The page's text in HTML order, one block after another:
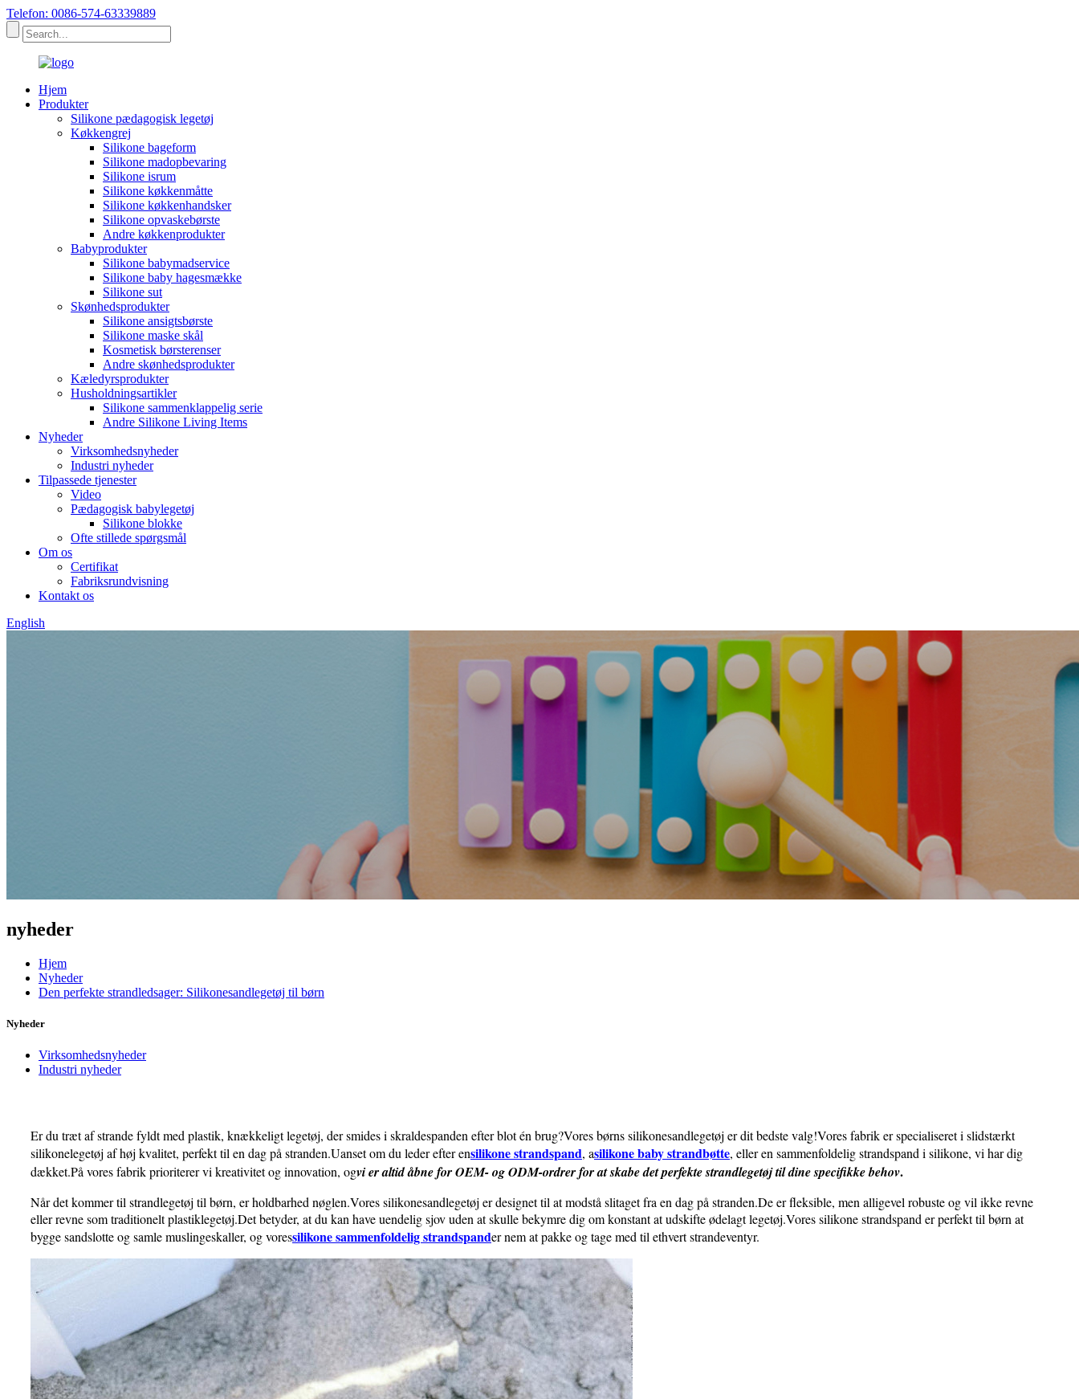
Telefon: 0086-574-63339889
Hjem
Produkter
Silikone pædagogisk legetøj
Køkkengrej
Silikone bageform
Silikone madopbevaring
Silikone isrum
Silikone køkkenmåtte
Silikone køkkenhandsker
Silikone opvaskebørste
Andre køkkenprodukter
Babyprodukter
Silikone babymadservice
Silikone baby hagesmække
Silikone sut
Skønhedsprodukter
Silikone ansigtsbørste
Silikone maske skål
Kosmetisk børsterenser
Andre skønhedsprodukter
Kæledyrsprodukter
Husholdningsartikler
Silikone sammenklappelig serie
Andre Silikone Living Items
Nyheder
Virksomhedsnyheder
Industri nyheder
Tilpassede tjenester
Video
Pædagogisk babylegetøj
Silikone blokke
Ofte stillede spørgsmål
Om os
Certifikat
Fabriksrundvisning
Kontakt os
English
nyheder
Hjem
Nyheder
Den perfekte strandledsager: Silikonesandlegetøj til børn
Nyheder
Virksomhedsnyheder
Industri nyheder
Er du træt af strande fyldt med plastik, knækkeligt legetøj, der smides i skraldespanden efter blot én brug?Vores børns silikonesandlegetøj er dit bedste valg!Vores fabrik er specialiseret i slidstærkt
silikonelegetøj af høj kvalitet, perfekt til en dag på stranden.Uanset om du leder efter ensilikone strandspand, asilikone baby strandbøtte, eller en sammenfoldelig strandspand i silikone, vi har dig
dækket.På vores fabrik prioriterer vi kreativitet og innovation, ogvi er altid åbne for OEM- og ODM-ordrer for at skabe det perfekte strandlegetøj til dine specifikke behov.
Når det kommer til strandlegetøj til børn, er holdbarhed nøglen.Vores silikonesandlegetøj er designet til at modstå slitaget fra en dag på stranden.De er fleksible, men alligevel robuste og vil ikke revne
eller revne som traditionelt plastiklegetøj.Det betyder, at du kan have uendelig sjov uden at skulle bekymre dig om konstant at udskifte ødelagt legetøj.Vores silikone strandspand er perfekt til børn at
bygge sandslotte og samle muslingeskaller, og voressilikone sammenfoldelig strandspander nem at pakke og tage med til ethvert strandeventyr.